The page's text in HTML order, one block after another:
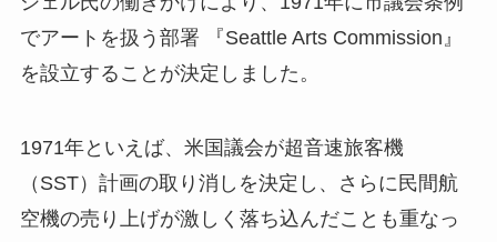
でアートを扱う部署 『Seattle Arts Commission』
を設立することが決定しました。
1971年といえば、米国議会が超音速旅客機
（SST）計画の取り消しを決定し、さらに民間航
空機の売り上げが激しく落ち込んだことも重なっ